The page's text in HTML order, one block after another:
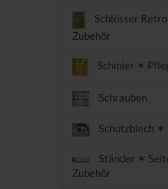
Schlösser
Zubehör
Schmier ✶
Schrauben
Schutzblech ✶
Ständer ✶
Zubehör